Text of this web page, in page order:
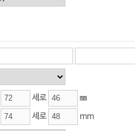
세로
㎜
세로 mm